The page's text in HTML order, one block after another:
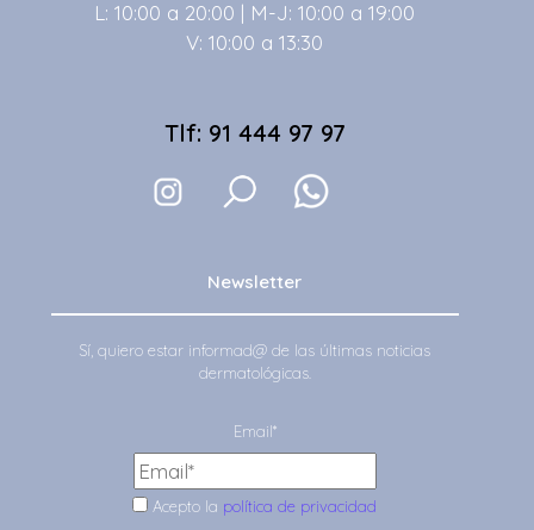
L: 10:00 a 20:00 | M-J: 10:00 a 19:00
V: 10:00 a 13:30
Tlf: 91 444 97 97
Newsletter
Sí, quiero estar informad@ de las últimas noticias
dermatológicas.
Email*
Acepto la política de privacidad